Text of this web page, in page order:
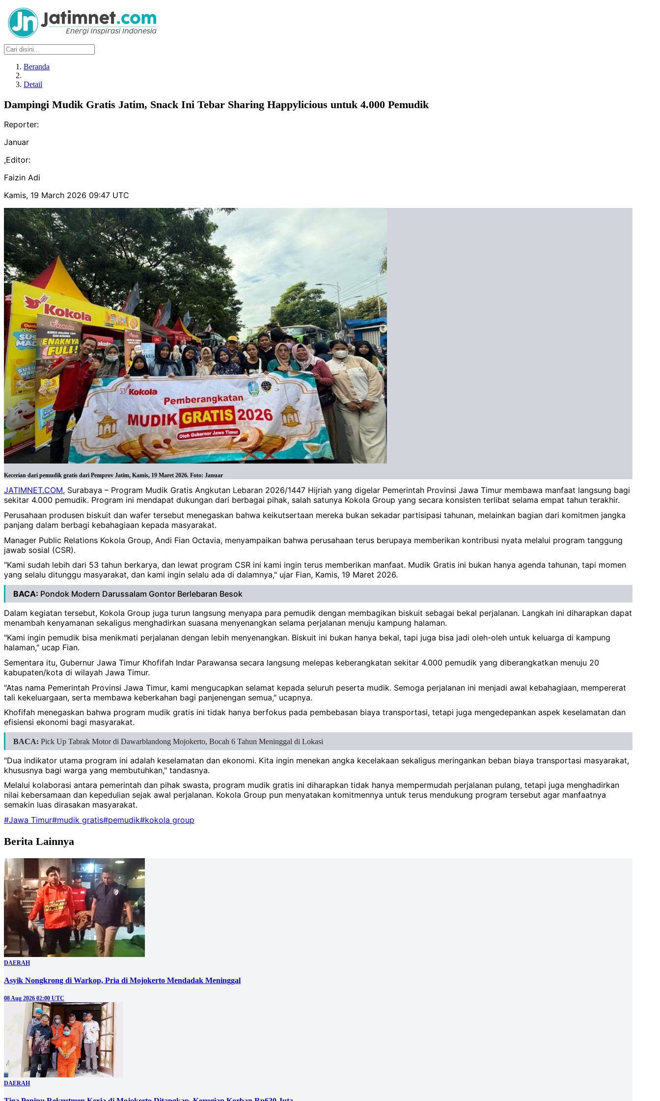
Beranda
Detail
Dampingi Mudik Gratis Jatim, Snack Ini Tebar Sharing Happylicious untuk 4.000 Pemudik
Reporter:
Januar
,Editor:
Faizin Adi
Kamis, 19 March 2026 09:47 UTC
Kecerian dari pemudik gratis dari Pemprov Jatim, Kamis, 19 Maret 2026. Foto: Januar
JATIMNET.COM, Surabaya – Program Mudik Gratis Angkutan Lebaran 2026/1447 Hijriah yang digelar Pemerintah Provinsi Jawa Timur membawa manfaat langsung bagi
sekitar 4.000 pemudik. Program ini mendapat dukungan dari berbagai pihak, salah satunya Kokola Group yang secara konsisten terlibat selama empat tahun terakhir.
Perusahaan produsen biskuit dan wafer tersebut menegaskan bahwa keikutsertaan mereka bukan sekadar partisipasi tahunan, melainkan bagian dari komitmen jangka
panjang dalam berbagi kebahagiaan kepada masyarakat.
Manager Public Relations Kokola Group, Andi Fian Octavia, menyampaikan bahwa perusahaan terus berupaya memberikan kontribusi nyata melalui program tanggung
jawab sosial (CSR).
"Kami sudah lebih dari 53 tahun berkarya, dan lewat program CSR ini kami ingin terus memberikan manfaat. Mudik Gratis ini bukan hanya agenda tahunan, tapi momen
yang selalu ditunggu masyarakat, dan kami ingin selalu ada di dalamnya," ujar Fian, Kamis, 19 Maret 2026.
BACA: Pondok Modern Darussalam Gontor Berlebaran Besok
Dalam kegiatan tersebut, Kokola Group juga turun langsung menyapa para pemudik dengan membagikan biskuit sebagai bekal perjalanan. Langkah ini diharapkan dapat
menambah kenyamanan sekaligus menghadirkan suasana menyenangkan selama perjalanan menuju kampung halaman.
"Kami ingin pemudik bisa menikmati perjalanan dengan lebih menyenangkan. Biskuit ini bukan hanya bekal, tapi juga bisa jadi oleh-oleh untuk keluarga di kampung
halaman," ucap Fian.
Sementara itu, Gubernur Jawa Timur Khofifah Indar Parawansa secara langsung melepas keberangkatan sekitar 4.000 pemudik yang diberangkatkan menuju 20
kabupaten/kota di wilayah Jawa Timur.
"Atas nama Pemerintah Provinsi Jawa Timur, kami mengucapkan selamat kepada seluruh peserta mudik. Semoga perjalanan ini menjadi awal kebahagiaan, mempererat
tali kekeluargaan, serta membawa keberkahan bagi panjenengan semua," ucapnya.
Khofifah menegaskan bahwa program mudik gratis ini tidak hanya berfokus pada pembebasan biaya transportasi, tetapi juga mengedepankan aspek keselamatan dan
efisiensi ekonomi bagi masyarakat.
BACA: Pick Up Tabrak Motor di Dawarblandong Mojokerto, Bocah 6 Tahun Meninggal di Lokasi
"Dua indikator utama program ini adalah keselamatan dan ekonomi. Kita ingin menekan angka kecelakaan sekaligus meringankan beban biaya transportasi masyarakat,
khususnya bagi warga yang membutuhkan," tandasnya.
Melalui kolaborasi antara pemerintah dan pihak swasta, program mudik gratis ini diharapkan tidak hanya mempermudah perjalanan pulang, tetapi juga menghadirkan
nilai kebersamaan dan kepedulian sejak awal perjalanan. Kokola Group pun menyatakan komitmennya untuk terus mendukung program tersebut agar manfaatnya
semakin luas dirasakan masyarakat.
#Jawa Timur#mudik gratis#pemudik#kokola group
Berita Lainnya
DAERAH
Asyik Nongkrong di Warkop, Pria di Mojokerto Mendadak Meninggal
08 Aug 2026 02:00 UTC
DAERAH